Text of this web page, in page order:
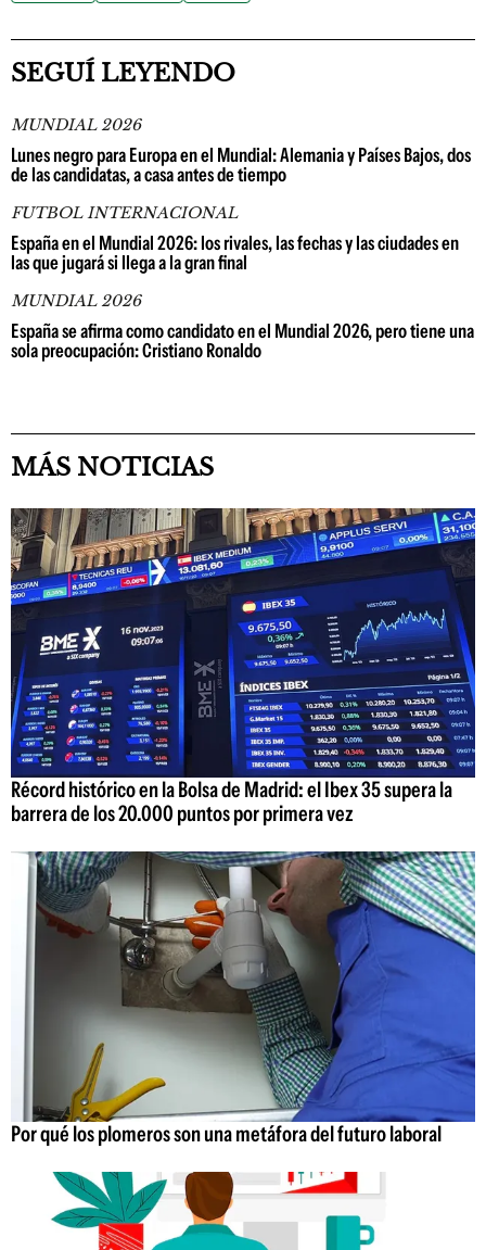
SEGUÍ LEYENDO
MUNDIAL 2026
Lunes negro para Europa en el Mundial: Alemania y Países Bajos, dos
de las candidatas, a casa antes de tiempo
FUTBOL INTERNACIONAL
España en el Mundial 2026: los rivales, las fechas y las ciudades en
las que jugará si llega a la gran final
MUNDIAL 2026
España se afirma como candidato en el Mundial 2026, pero tiene una
sola preocupación: Cristiano Ronaldo
MÁS NOTICIAS
Récord histórico en la Bolsa de Madrid: el Ibex 35 supera la
barrera de los 20.000 puntos por primera vez
Por qué los plomeros son una metáfora del futuro laboral